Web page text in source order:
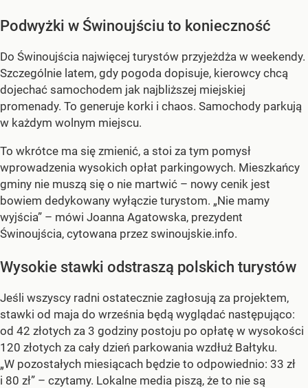
Podwyżki w Świnoujściu to konieczność
Do Świnoujścia najwięcej turystów przyjeżdża w weekendy.
Szczególnie latem, gdy pogoda dopisuje, kierowcy chcą
dojechać samochodem jak najbliższej miejskiej
promenady. To generuje korki i chaos. Samochody parkują
w każdym wolnym miejscu.
To wkrótce ma się zmienić, a stoi za tym pomysł
wprowadzenia wysokich opłat parkingowych. Mieszkańcy
gminy nie muszą się o nie martwić – nowy cenik jest
bowiem dedykowany wyłączie turystom. „Nie mamy
wyjścia” – mówi Joanna Agatowska, prezydent
Świnoujścia, cytowana przez swinoujskie.info.
Wysokie stawki odstraszą polskich turystów
Jeśli wszyscy radni ostatecznie zagłosują za projektem,
stawki od maja do września będą wyglądać następująco:
od 42 złotych za 3 godziny postoju po opłatę w wysokości
120 złotych za cały dzień parkowania wzdłuż Bałtyku.
„W pozostałych miesiącach będzie to odpowiednio: 33 zł
i 80 zł” – czytamy. Lokalne media piszą, że to nie są